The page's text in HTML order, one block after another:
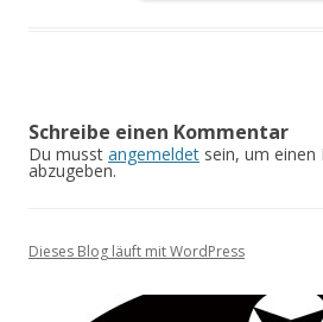
Schreibe einen Kommentar
Du musst angemeldet sein, um
abzugeben.
Dieses Blog läuft mit WordPress